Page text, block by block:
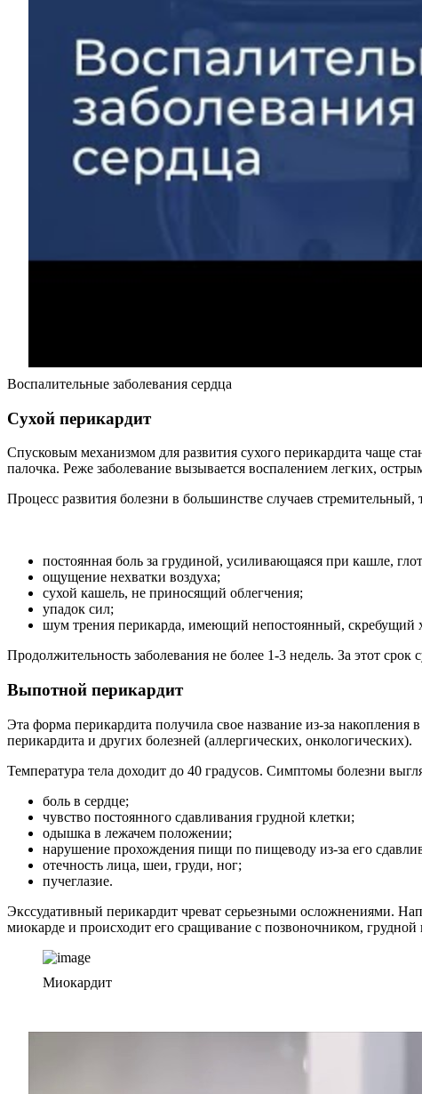
Воспалительные заболевания сердца
Сухой перикардит
Спусковым механизмом для развития сухого перикардита чаще
палочка. Реже заболевание вызывается воспалением легких,
Процесс развития болезни в большинстве случаев
постоянная боль за грудиной, усиливающаяся при кашле,
ощущение нехватки воздуха;
сухой кашель, не приносящий облегчения;
упадок сил;
шум трения перикарда, имеющий непостоянный, скребущий
Продолжительность заболевания не более 1-3 недель. За этот
Выпотной перикардит
Эта форма перикардита получила свое название из-за накопления
перикардита и других болезней (аллергических, онкологических).
Температура тела доходит до 40 градусов. Симптомы болезни
боль в сердце;
чувство постоянного сдавливания грудной клетки;
одышка в лежачем положении;
нарушение прохождения пищи по пищеводу из-за его
отечность лица, шеи, груди, ног;
пучеглазие.
Экссудативный перикардит чреват серьезными осложнениями.
миокарде и происходит его сращивание с позвоночником,
Миокардит